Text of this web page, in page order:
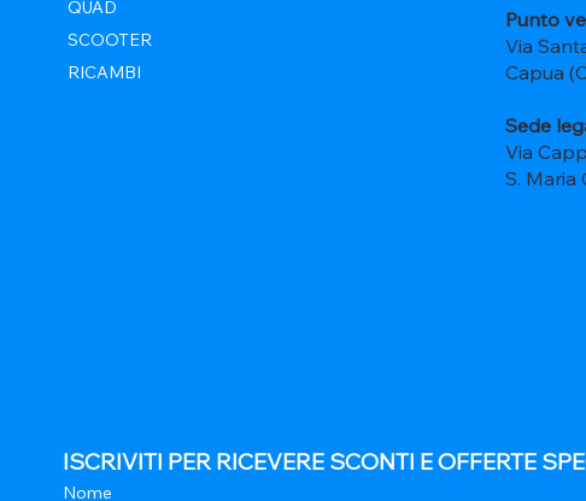
QUAD
SCOOTER
RICAMBI
Punto
Via
Capua
Sede
Via
S. Maria
ISCRIVITI PER RICEVERE SCONTI E OFFERTE
Nome